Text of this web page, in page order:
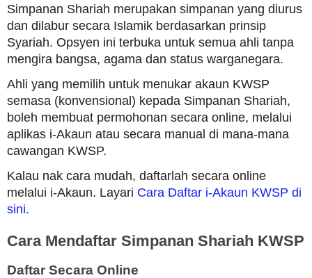
Simpanan Shariah merupakan simpanan yang diurus
dan dilabur secara Islamik berdasarkan prinsip
Syariah. Opsyen ini terbuka untuk semua ahli tanpa
mengira bangsa, agama dan status warganegara.
Ahli yang memilih untuk menukar akaun KWSP
semasa (konvensional) kepada Simpanan Shariah,
boleh membuat permohonan secara online, melalui
aplikas i-Akaun atau secara manual di mana-mana
cawangan KWSP.
Kalau nak cara mudah, daftarlah secara online
melalui i-Akaun. Layari Cara Daftar i-Akaun KWSP di
sini.
Cara Mendaftar Simpanan Shariah KWSP
Daftar Secara Online